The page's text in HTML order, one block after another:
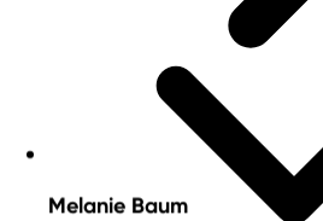
Melanie Baum